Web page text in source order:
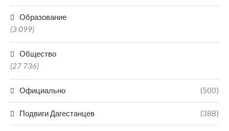
Образование
(3 099)
Общество
(27 736)
Официально (500)
Подвиги Дагестанцев (388)